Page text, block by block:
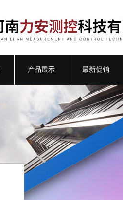
产品展示 最新促销